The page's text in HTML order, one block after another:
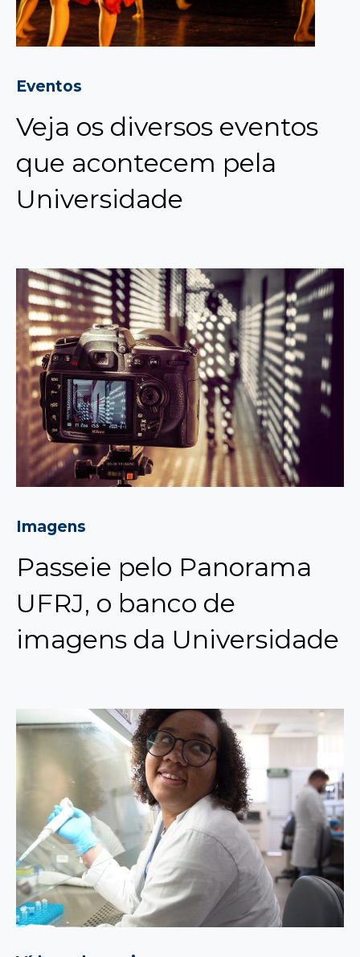
Eventos
Veja os diversos eventos
que acontecem pela
Universidade
Imagens
Passeie pelo Panorama
UFRJ, o banco de
imagens da Universidade